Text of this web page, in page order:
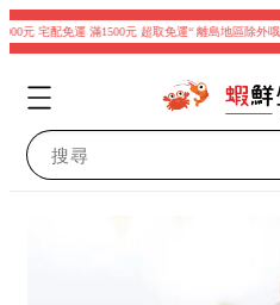
元 宅配免運 滿1500元 超取免運“ 離島地區除外哦~
搜尋